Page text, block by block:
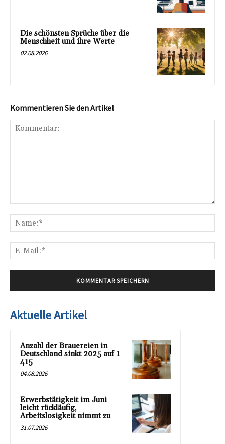
Die schönsten Sprüche über die
Menschheit und ihre Werte
02.08.2026
Kommentieren Sie den Artikel
Aktuelle Artikel
Anzahl der Brauereien in
Deutschland sinkt 2025 auf 1
415
04.08.2026
Erwerbstätigkeit im Juni
leicht rückläufig,
Arbeitslosigkeit nimmt zu
31.07.2026